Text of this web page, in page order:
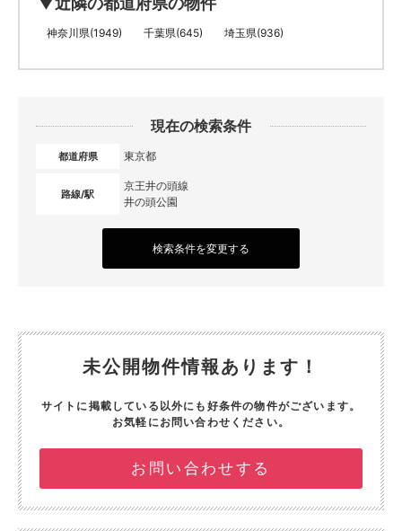
神奈川県(1949) 千葉県(645) 埼玉県(936)
現在の検索条件
都道府県 東京都
路線/駅
京王井の頭線
井の頭公園
検索条件を変更する
未公開物件情報あります！
サイトに掲載している以外にも好条件の物件がございます。
お気軽にお問い合わせください。
お問い合わせする